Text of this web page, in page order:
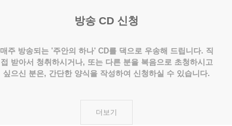
방송 CD 신청
매주 방송되는 '주안의 하나' CD를 댁으로 우송해 드립니다. 직
접 받아서 청취하시거나, 또는 다른 분을 복음으로 초청하시고
싶으신 분은, 간단한 양식을 작성하여 신청하실 수 있습니다.
더보기